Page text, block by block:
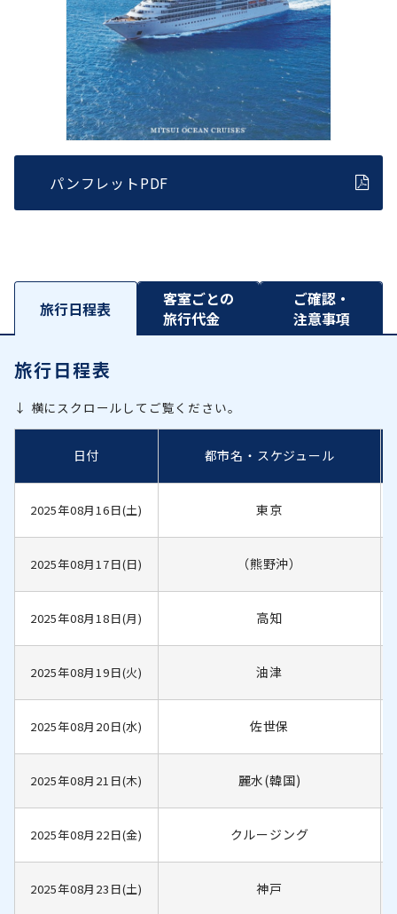
パンフレットPDF
旅行日程表
客室ごとの
旅行代金
ご確認・
注意事項
旅行日程表
↓ 横にスクロールしてご覧ください。
日付 都市名・スケジュール
2025年08月16日(土) 東京
2025年08月17日(日) （熊野沖）
2025年08月18日(月) 高知
2025年08月19日(火) 油津
2025年08月20日(水) 佐世保
2025年08月21日(木) 麗水(韓国)
2025年08月22日(金) クルージング
2025年08月23日(土) 神戸